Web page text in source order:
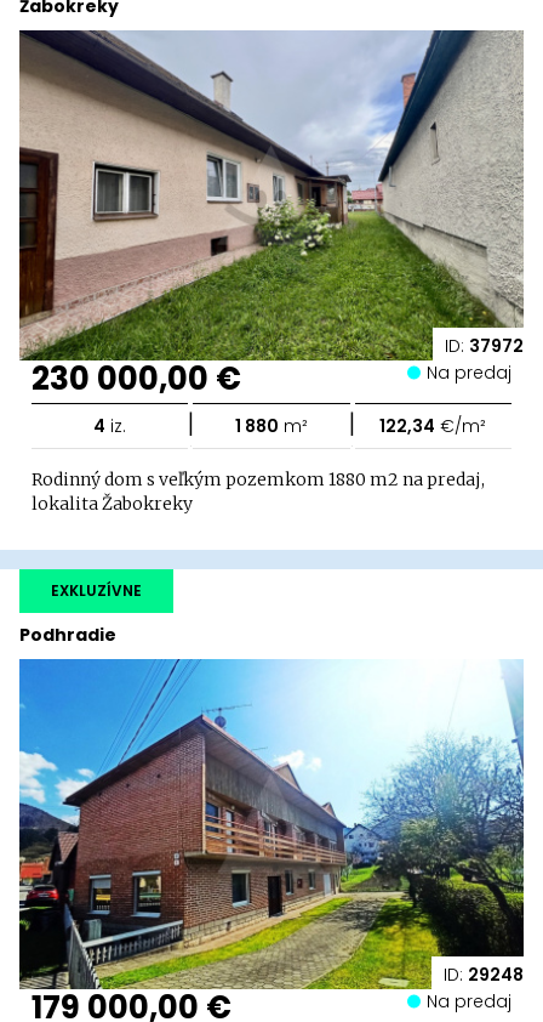
ID: 37972
Žabokreky
230 000,00 € Na predaj
4 iz. | 1 880 m² | 122,34 €/m²
Rodinný dom s veľkým pozemkom 1880 m2 na predaj,
lokalita Žabokreky
ID: 29248
Podhradie
EXKLUZÍVNE
179 000,00 € Na predaj